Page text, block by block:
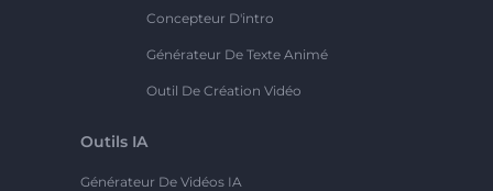
Concepteur D'intro
Générateur De Texte Animé
Outil De Création Vidéo
Outils IA
Générateur De Vidéos IA